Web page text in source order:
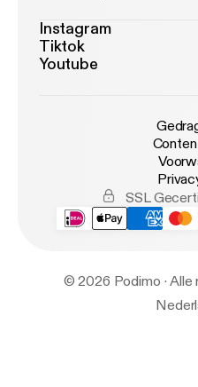
Instagram
Tiktok
Youtube
SSL
© 2026 Podimo ·